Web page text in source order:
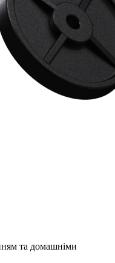
та домашніми